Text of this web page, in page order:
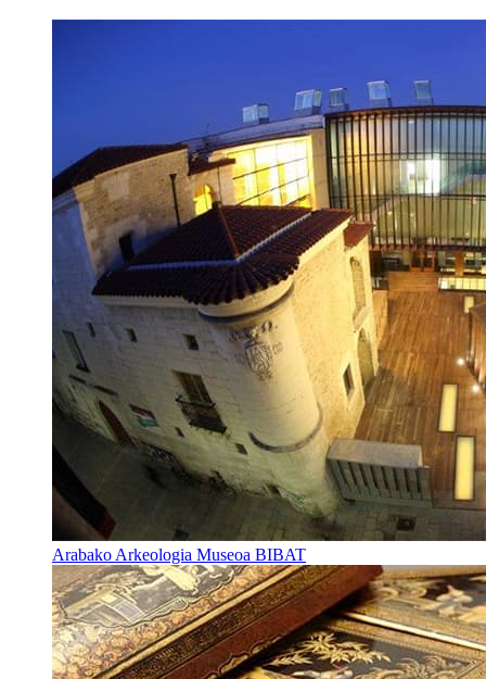
Arabako Arkeologia Museoa BIBAT